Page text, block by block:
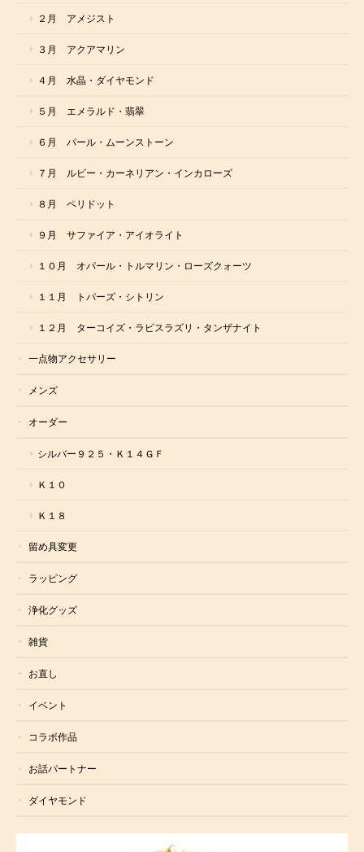
２月 アメジスト
３月 アクアマリン
４月 水晶・ダイヤモンド
５月 エメラルド・翡翠
６月 パール・ムーンストーン
７月 ルビー・カーネリアン・インカローズ
８月 ペリドット
９月 サファイア・アイオライト
１０月 オパール・トルマリン・ローズクォーツ
１１月 トパーズ・シトリン
１２月 ターコイズ・ラピスラズリ・タンザナイト
一点物アクセサリー
メンズ
オーダー
シルバー９２５・Ｋ１４ＧＦ
Ｋ１０
Ｋ１８
留め具変更
ラッピング
浄化グッズ
雑貨
お直し
イベント
コラボ作品
お話パートナー
ダイヤモンド